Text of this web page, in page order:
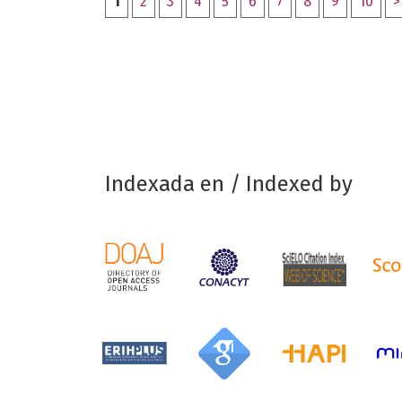
Indexada en / Indexed by